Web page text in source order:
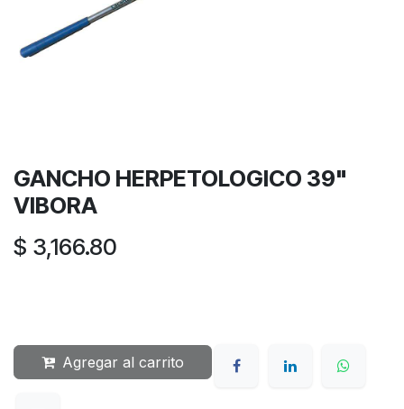
GANCHO HERPETOLOGICO 39"
VIBORA
$ 3,166.80
Agregar al carrito